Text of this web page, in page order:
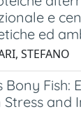
e
ed
STEFANO
Bony Fish:
Stress and